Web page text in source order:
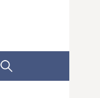
Ricerca